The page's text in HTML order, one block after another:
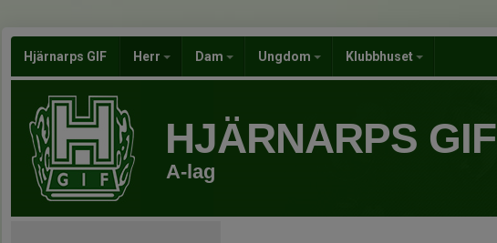
Hjärnarps GIF Herr Dam Ungdom Klubbhuset
HJÄRNARPS GIF
A-lag